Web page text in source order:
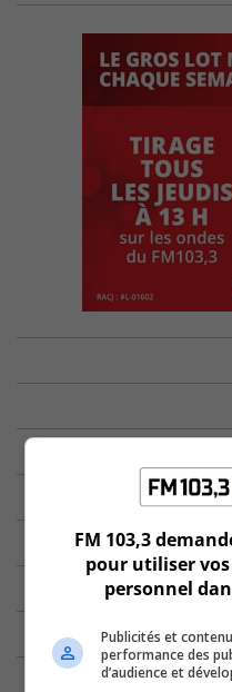
FM 103,3
pour utiliser
personnel
Publicités et
performance des
d’audience et